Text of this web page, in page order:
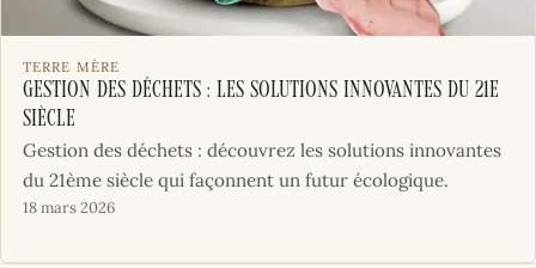
TERRE MÈRE
Gestion des déchets : les solutions innovantes du 21e
siècle
Gestion des déchets : découvrez les solutions innovantes
du 21ème siècle qui façonnent un futur écologique.
18 mars 2026